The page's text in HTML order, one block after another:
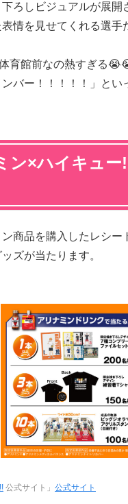
ろしビジュアルが展
情を見せてくれる選手
育館前なの熱すぎる
ンバー！！！！！」とい
ン×ハイキュ
商品を購入したレシ
ズが当たります。
公式サイト」 公式サイト